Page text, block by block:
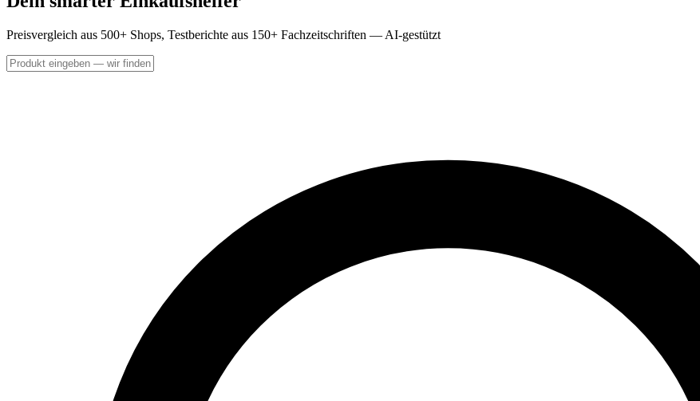
Preisvergleich aus 500+ Shops, Testberichte aus 150+ Fachzeitschriften — AI-gestützt